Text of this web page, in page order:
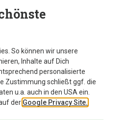
Bergans
Hogna 11 Hüfttasche
auch
So können wir unsere
Inhalte auf Dich
personalisierte
Zustimmung schließt ggf. die
u.a. auch in den USA ein.
der Google Privacy Site.